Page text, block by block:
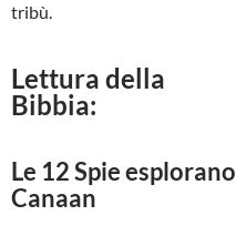
tribù.
Lettura della
Bibbia:
Le 12 Spie esplorano
Canaan